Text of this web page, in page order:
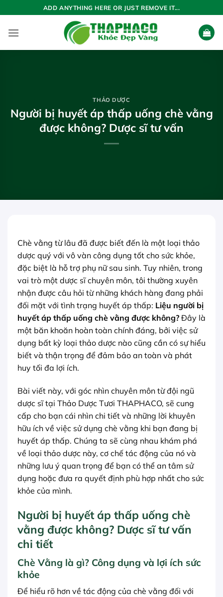
qua
nội
ADD ANYTHING HERE OR JUST REMOVE IT...
THẢO DƯỢC
Người bị huyết áp thấp uống chè vằng
được không? Dược sĩ tư vấn
Chè vằng từ lâu đã được biết đến là một loại thảo
dược quý với vô vàn công dụng tốt cho sức khỏe,
đặc biệt là hỗ trợ phụ nữ sau sinh. Tuy nhiên, trong
vai trò một dược sĩ chuyên môn, tôi thường xuyên
nhận được câu hỏi từ những khách hàng đang phải
đối mặt với tình trạng huyết áp thấp: Liệu người bị
huyết áp thấp uống chè vằng được không? Đây là
một băn khoăn hoàn toàn chính đáng, bởi việc sử
dụng bất kỳ loại thảo dược nào cũng cần có sự hiểu
biết và thận trọng để đảm bảo an toàn và phát
huy tối đa lợi ích.
Bài viết này, với góc nhìn chuyên môn từ đội ngũ
dược sĩ tại Thảo Dược Tươi THAPHACO, sẽ cung
cấp cho bạn cái nhìn chi tiết và những lời khuyên
hữu ích về việc sử dụng chè vằng khi bạn đang bị
huyết áp thấp. Chúng ta sẽ cùng nhau khám phá
về loại thảo dược này, cơ chế tác động của nó và
những lưu ý quan trọng để bạn có thể an tâm sử
dụng hoặc đưa ra quyết định phù hợp nhất cho sức
khỏe của mình.
Người bị huyết áp thấp uống chè
vằng được không? Dược sĩ tư vấn
chi tiết
Chè Vằng là gì? Công dụng và lợi ích sức
khỏe
Để hiểu rõ hơn về tác động của chè vằng đối với